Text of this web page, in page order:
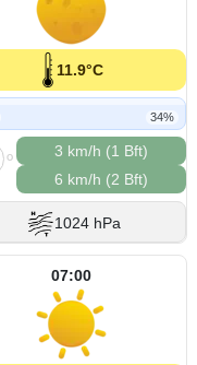
11.9°C
34%
O
3 km/h (1 Bft)
6 km/h (2 Bft)
1024 hPa
07:00